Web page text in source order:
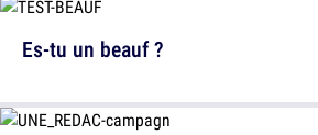
Es-tu un beauf ?